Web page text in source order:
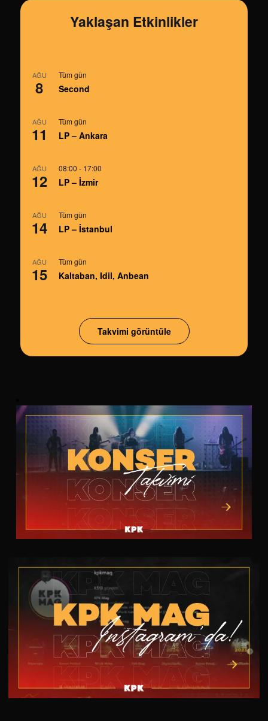
Yaklaşan Etkinlikler
AĞU
8
Tüm gün
Second
AĞU
11
Tüm gün
LP – Ankara
AĞU
12
08:00 - 17:00
LP – İzmir
AĞU
14
Tüm gün
LP – İstanbul
AĞU
15
Tüm gün
Kaltaban, Idil, Anbean
Takvimi görüntüle